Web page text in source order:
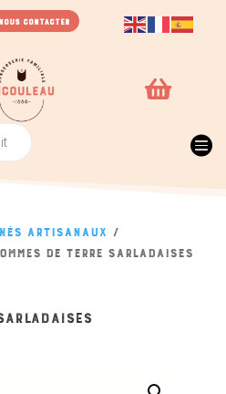
NOUS CONTACTER


Artisanaux /
de terre Sarladaises